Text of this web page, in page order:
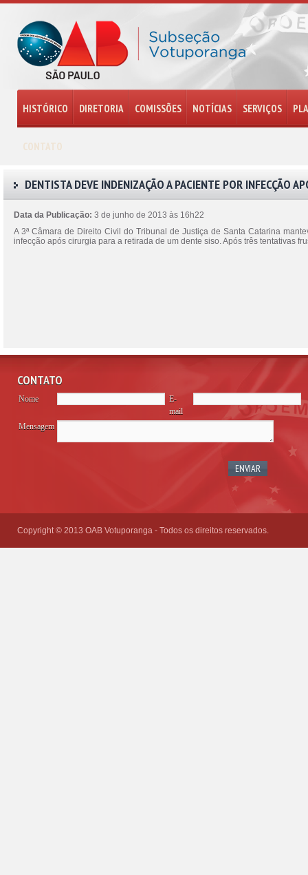
HISTÓRICO DIRETORIA COMISSÕES NOTÍCIAS SERVIÇOS
CONTATO
DENTISTA DEVE INDENIZAÇÃO A PACIENTE POR INFECÇÃO
Data da Publicação: 3 de junho de 2013 às 16h22
A 3ª Câmara de Direito Civil do Tribunal de Justiça de Santa Catarina
infecção após cirurgia para a retirada de um dente siso. Após três tentativas
CONTATO
Nome
E-
mail
Mensagem
Copyright © 2013 OAB Votuporanga - Todos os direitos reservados.